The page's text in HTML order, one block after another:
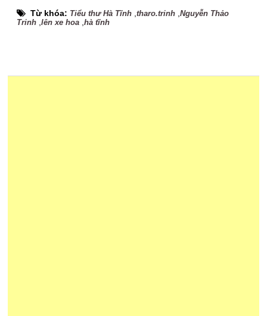
Từ khóa: Tiểu thư Hà Tĩnh ,tharo.trinh ,Nguyễn Thảo
Trinh ,lên xe hoa ,hà tĩnh